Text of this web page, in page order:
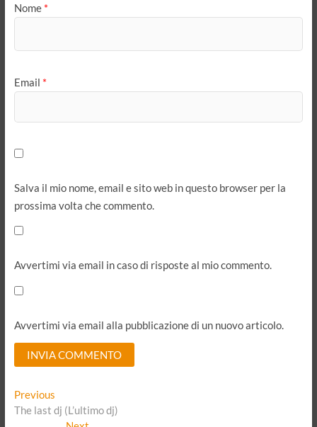
Nome *
Email *
Salva il mio nome, email e sito web in questo browser per la
prossima volta che commento.
Avvertimi via email in caso di risposte al mio commento.
Avvertimi via email alla pubblicazione di un nuovo articolo.
A
lNavigazione
articoli
PreviousPrevious
post:
The last dj (L’ultimo dj)